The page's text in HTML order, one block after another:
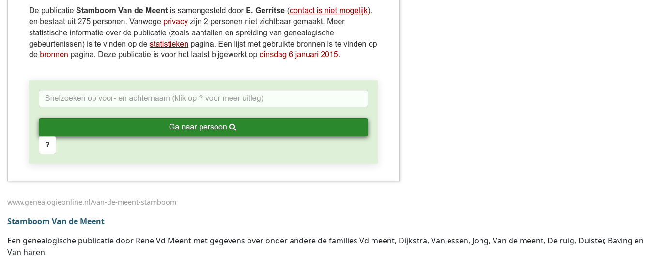
www.genealogieonline.nl/van-de-meent-stamboom
Stamboom Van de Meent
Een genealogische publicatie door Rene Vd Meent met gegevens over onder andere de families Vd meent, Dijkstra, Van essen, Jong, Van de meent, De ruig, Duister, Baving en
Van haren.